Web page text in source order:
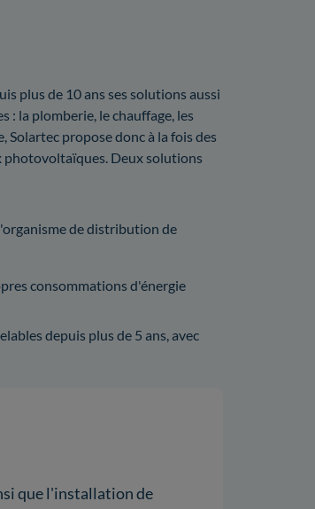
plus de 10 ans ses solutions aussi
: la plomberie, le chauffage, les
propose donc à la fois des
photovoltaïques. Deux solutions
de distribution de
consommations d'énergie
depuis plus de 5 ans, avec
que l'installation de